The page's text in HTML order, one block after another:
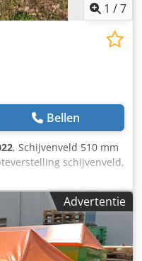
1 /7
Bellen
, Schijvenveld 510 mm
schijvenveld,
van de egalisatie-unit,
hydraulische
hydraulische dissel,
Tplefx Afwjha
Advertentie